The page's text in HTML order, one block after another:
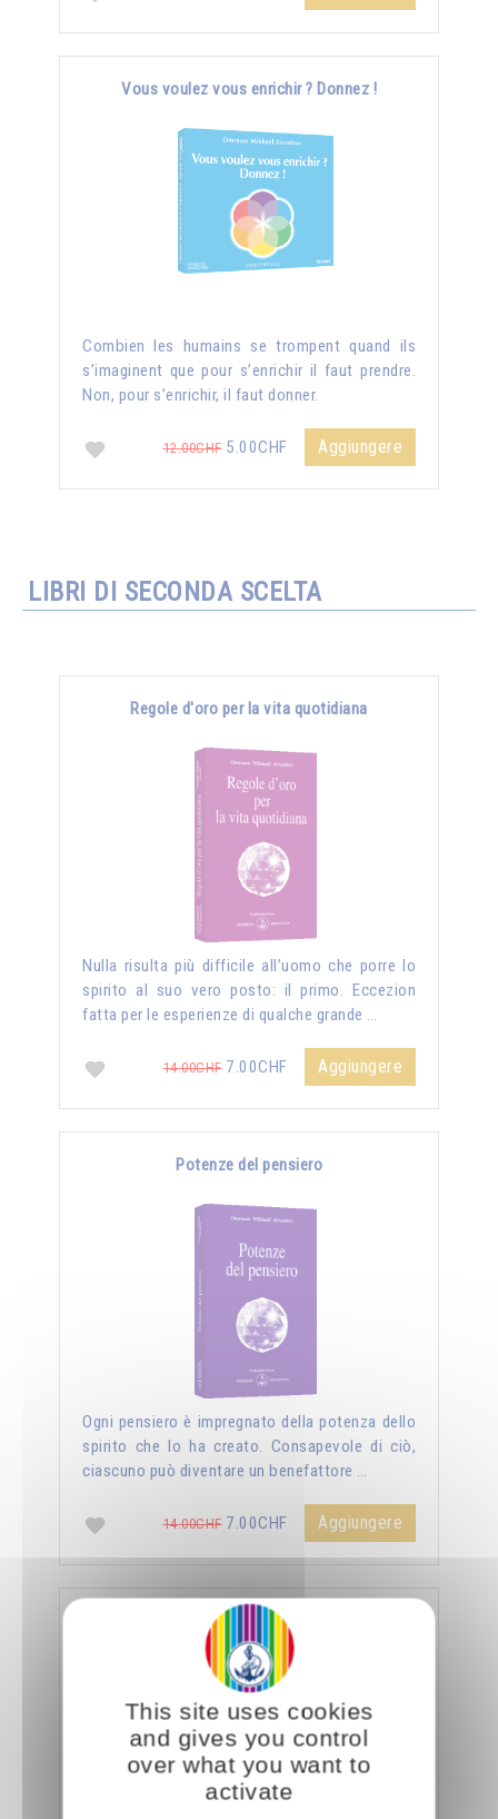
Vous voulez vous enrichir ? Donnez !
Combien les humains se trompent quand ils
s’imaginent que pour s’enrichir il faut prendre.
Non, pour s’enrichir, il faut donner.
12.00CHF5.00CHF Aggiungere
LIBRI DI SECONDA SCELTA
Regole d'oro per la vita quotidiana
Nulla risulta più difficile all’uomo che porre lo
spirito al suo vero posto: il primo. Eccezion
fatta per le esperienze di qualche grande …
14.00CHF7.00CHF Aggiungere
Potenze del pensiero
Ogni pensiero è impregnato della potenza dello
spirito che lo ha creato. Consapevole di ciò,
ciascuno può diventare un benefattore …
14.00CHF7.00CHF Aggiungere
La sessualità forza del cielo
This site uses cookies
and gives you control
over what you want to
activate